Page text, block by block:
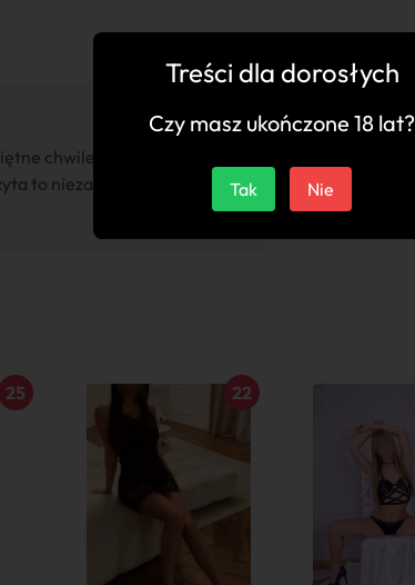
chwile. Rozmowa jak z
to niezapomniane
25 22
Treści dla dorosłych
Czy masz ukończone 18 lat?
Tak Nie